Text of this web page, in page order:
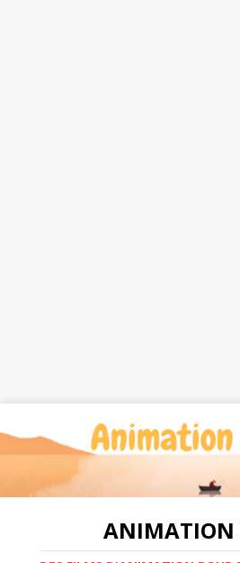
ANIMATION